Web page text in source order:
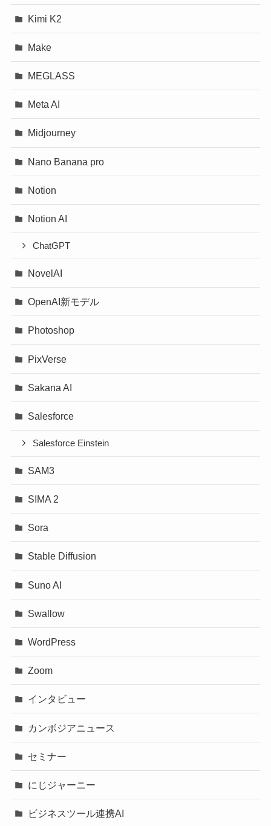
Kimi K2
Make
MEGLASS
Meta AI
Midjourney
Nano Banana pro
Notion
Notion AI
ChatGPT
NovelAI
OpenAI新モデル
Photoshop
PixVerse
Sakana AI
Salesforce
Salesforce Einstein
SAM3
SIMA 2
Sora
Stable Diffusion
Suno AI
Swallow
WordPress
Zoom
インタビュー
カンボジアニュース
セミナー
にじジャーニー
ビジネスツール連携AI